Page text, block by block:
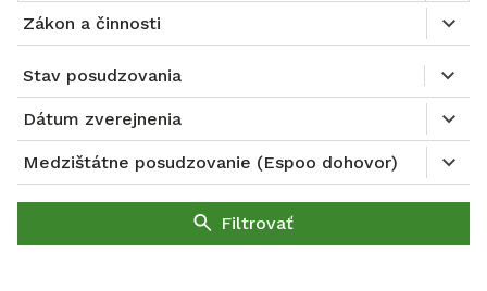
Zákon a činnosti
Stav posudzovania
Dátum zverejnenia
Medzištátne posudzovanie (Espoo dohovor)
Filtrovať